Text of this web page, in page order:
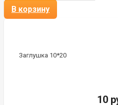
В корзину
Заглушка 10*20
10